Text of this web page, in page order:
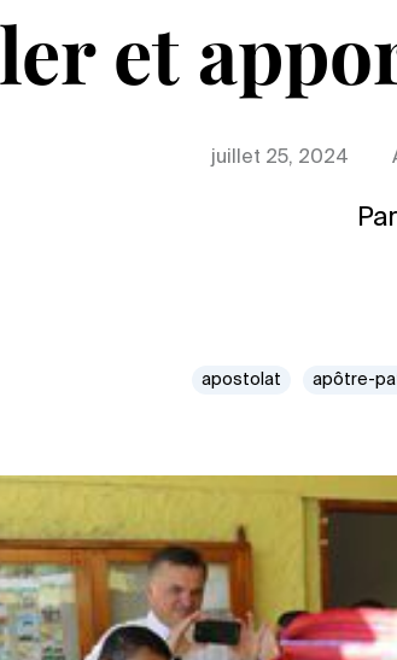
et
juillet 25, 2024
apostolat apôtre-